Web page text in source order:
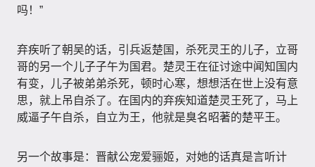
吗！”
弃疾听了朝吴的话，引兵返楚国，杀死灵王的儿子，立哥
哥的另一个儿子子午为国君。楚灵王在征讨途中闻知国内
有变，儿子被弟弟杀死，顿时心寒，想想活在世上没有意
思，就上吊自杀了。在国内的弃疾知道楚灵王死了，马上
威逼子午自杀，自立为王，他就是臭名昭著的楚平王。
另一个故事是：晋献公宠爱骊姬，对她的话真是言听计